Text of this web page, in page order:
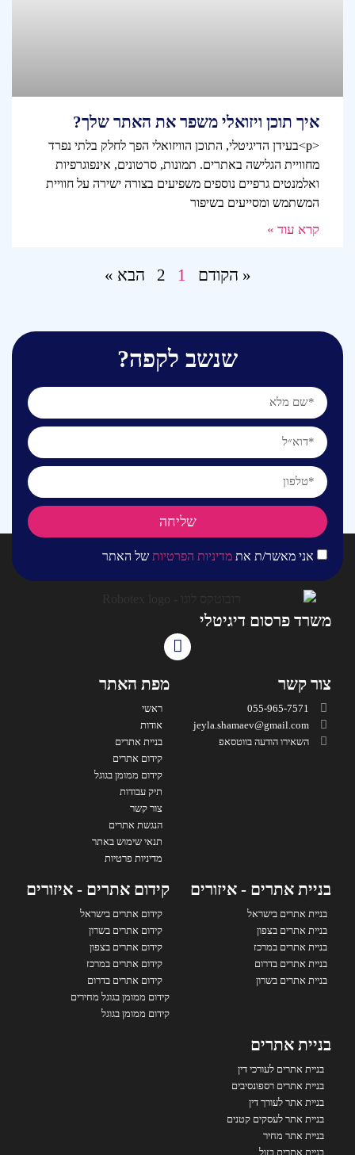
איך תוכן ויזואלי משפר את האתר שלך?
<p>בעידן הדיגיטלי, התוכן הוויזואלי הפך לחלק בלתי נפרד
מחוויית הגלישה באתרים. תמונות, סרטונים, אינפוגרפיות
ואלמנטים גרפיים נוספים משפיעים בצורה ישירה על חוויית
המשתמש ומסייעים בשיפור
קרא עוד »
« הקודם 1
2 הבא »
שנשב לקפה?
אני מאשר/ת את מדיניות הפרטיות של האתר
שליחה
משרד פרסום דיגיטלי
צור קשר
055-965-7571
jeyla.shamaev@gmail.com
השאירו הודעה בווטסאפ
מפת האתר
ראשי
אודות
בניית אתרים
קידום אתרים
קידום ממומן בגוגל
תיק עבודות
צור קשר
הנגשת אתרים
תנאי שימוש באתר
מדיניות פרטיות
בניית אתרים - איזורים
בניית אתרים בישראל
בניית אתרים בצפון
בניית אתרים במרכז
בניית אתרים בדרום
בניית אתרים בשרון
קידום אתרים - איזורים
קידום אתרים בישראל
קידום אתרים בשרון
קידום אתרים בצפון
קידום אתרים במרכז
קידום אתרים בדרום
קידום ממומן בגוגל מחירים
קידום ממומן בגוגל
בניית אתרים
בניית אתרים לעורכי דין
בניית אתרים רספונסיבים
בניית אתר לעורך דין
בניית אתר לעסקים קטנים
בניית אתר מחיר
בניית אתרים בזול